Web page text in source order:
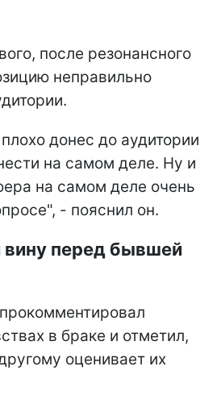
после резонансного
неправильно
донес до аудитории
на самом деле. Ну и
на самом деле очень
- пояснил он.
вину перед бывшей
в браке и отметил,
оценивает их